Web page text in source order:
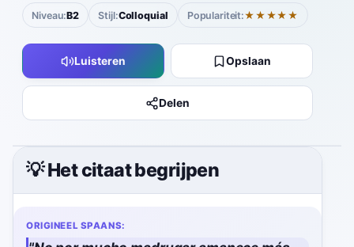
Niveau:B2 Stijl:Colloquial Populariteit:★★★★★
Luisteren Opslaan
Delen
💡 Het citaat begrijpen
ORIGINEEL SPAANS: